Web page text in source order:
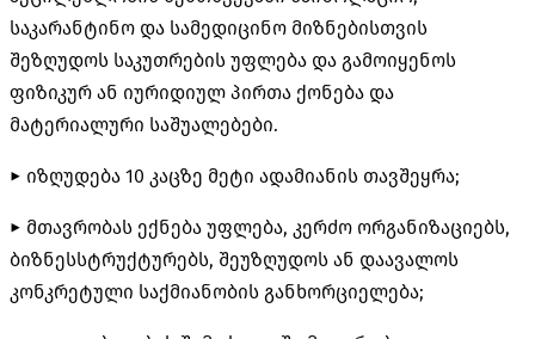
საკარანტინო და სამედიცინო მიზნებისთვის
შეზღუდოს საკუთრების უფლება და გამოიყენოს
ფიზიკურ ან იურიდიულ პირთა ქონება და
მატერიალური საშუალებები.
► იზღუდება 10 კაცზე მეტი ადამიანის თავშეყრა;
► მთავრობას ექნება უფლება, კერძო ორგანიზაციებს,
ბიზნესსტრუქტურებს, შეუზღუდოს ან დაავალოს
კონკრეტული საქმიანობის განხორციელება;